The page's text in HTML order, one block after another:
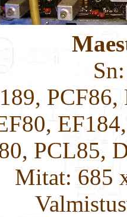
PCL85,
Mitat: 685